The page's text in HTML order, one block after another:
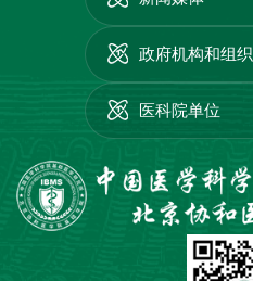
政府机构和组织
医科院单位